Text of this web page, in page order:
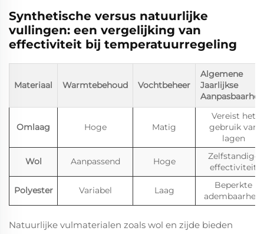
Synthetische versus natuurlijke
vullingen: een vergelijking van
effectiviteit bij temperatuurregeling
Materiaal Warmtebehoud Vochtbeheer
Algemene
Jaarlijkse
Omlaag Hoge Matig
Vereist het
gebruik van
lagen
Wol Aanpassend Hoge
Zelfstandige
effectiviteit
Polyester Variabel Laag
Beperkte
adembaarheid
Natuurlijke vulmaterialen zoals wol en zijde bieden